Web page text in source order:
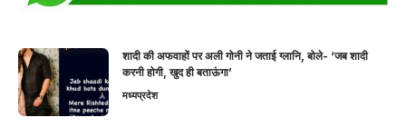
शादी की अफवाहों पर अली गोनी ने जताई ग्लानि, बोले- ‘जब शादी
करनी होगी, खुद ही बताऊंगा’
मध्यप्रदेश